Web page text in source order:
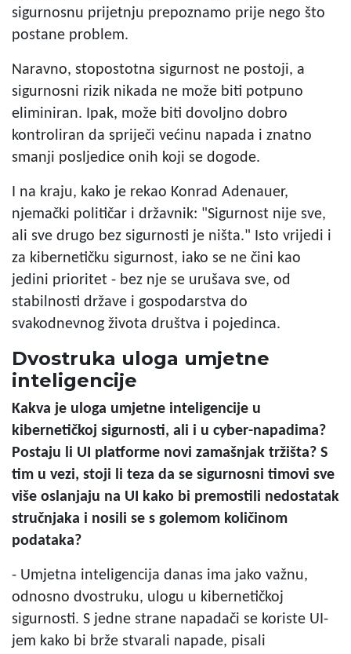
sigurnosnu prijetnju prepoznamo prije nego što
postane problem.
Naravno, stopostotna sigurnost ne postoji, a
sigurnosni rizik nikada ne može biti potpuno
eliminiran. Ipak, može biti dovoljno dobro
kontroliran da spriječi većinu napada i znatno
smanji posljedice onih koji se dogode.
I na kraju, kako je rekao Konrad Adenauer,
njemački političar i državnik: "Sigurnost nije sve,
ali sve drugo bez sigurnosti je ništa." Isto vrijedi i
za kibernetičku sigurnost, iako se ne čini kao
jedini prioritet - bez nje se urušava sve, od
stabilnosti države i gospodarstva do
svakodnevnog života društva i pojedinca.
Dvostruka uloga umjetne
inteligencije
Kakva je uloga umjetne inteligencije u
kibernetičkoj sigurnosti, ali i u cyber-napadima?
Postaju li UI platforme novi zamašnjak tržišta? S
tim u vezi, stoji li teza da se sigurnosni timovi sve
više oslanjaju na UI kako bi premostili nedostatak
stručnjaka i nosili se s golemom količinom
podataka?
- Umjetna inteligencija danas ima jako važnu,
odnosno dvostruku, ulogu u kibernetičkoj
sigurnosti. S jedne strane napadači se koriste UI-
jem kako bi brže stvarali napade, pisali